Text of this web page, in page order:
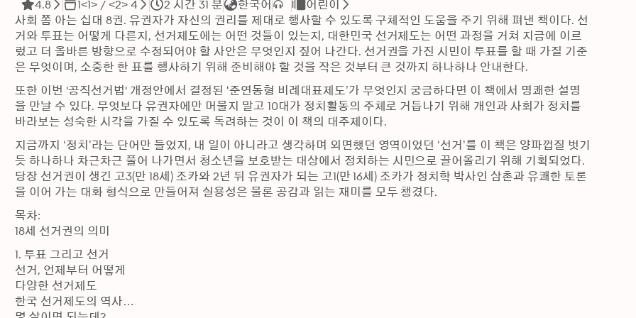
4.8 1<1> / <2> 4 2 시간 31 분 한국어
어린이
사회 쫌 아는 십대 8권. 유권자가 자신의 권리를 제대로 행사할 수 있도록 구체적인 도움을 주기 위해 펴낸 책이다. 선
거와 투표는 어떻게 다른지, 선거제도에는 어떤 것들이 있는지, 대한민국 선거제도는 어떤 과정을 거쳐 지금에 이르
렀고 더 올바른 방향으로 수정되어야 할 사안은 무엇인지 짚어 나간다. 선거권을 가진 시민이 투표를 할 때 가질 기준
은 무엇이며, 소중한 한 표를 행사하기 위해 준비해야 할 것을 작은 것부터 큰 것까지 하나하나 안내한다.
또한 이번 '공직선거법' 개정안에서 결정된 ‘준연동형 비례대표제도’가 무엇인지 궁금하다면 이 책에서 명쾌한 설명
을 만날 수 있다. 무엇보다 유권자에만 머물지 말고 10대가 정치활동의 주체로 거듭나기 위해 개인과 사회가 정치를
바라보는 성숙한 시각을 가질 수 있도록 독려하는 것이 이 책의 대주제이다.
지금까지 ‘정치’라는 단어만 들었지, 내 일이 아니라고 생각하며 외면했던 영역이었던 ‘선거’를 이 책은 양파껍질 벗기
듯 하나하나 차근차근 풀어 나가면서 청소년을 보호받는 대상에서 정치하는 시민으로 끌어올리기 위해 기획되었다.
당장 선거권이 생긴 고3(만 18세) 조카와 2년 뒤 유권자가 되는 고1(만 16세) 조카가 정치학 박사인 삼촌과 유쾌한 토론
을 이어 가는 대화 형식으로 만들어져 실용성은 물론 공감과 읽는 재미를 모두 챙겼다.
목차:
18세 선거권의 의미
1. 투표 그리고 선거
선거, 언제부터 어떻게
다양한 선거제도
한국 선거제도의 역사